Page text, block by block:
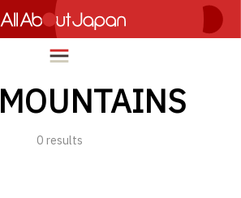
MOUNTAINS
0 results